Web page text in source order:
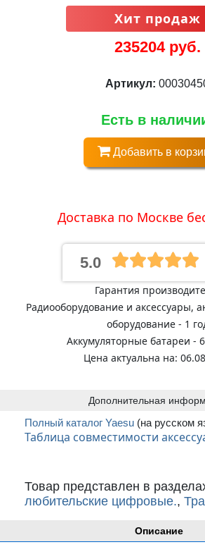
Описание
Хит продаж
235204 руб.
Артикул:
Есть в
Добавить в
Доставка по Москве
5.0
Гарантия
Радиооборудование и аксессуары,
оборудование - 1
Аккумуляторные батареи -
Цена актуальна на:
Дополнительная
Полный каталог Yaesu (на русском
Таблица совместимости
Товар представлен в
любительские цифровые.,